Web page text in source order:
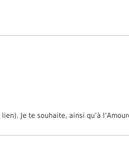
Je te souhaite, ainsi qu’à